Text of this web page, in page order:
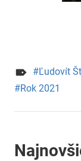
Ľudovít
Rok 2021